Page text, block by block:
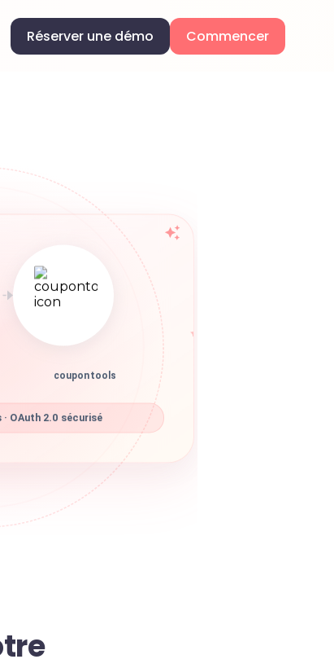
Réserver une démo Commencer
coupontools
OAuth 2.0 sécurisé